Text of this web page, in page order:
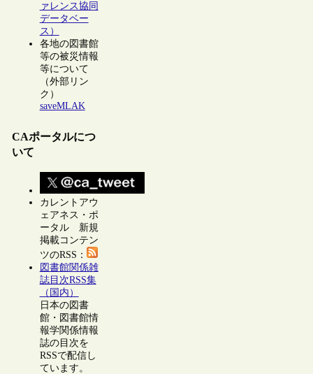
ァレンス協同
データベー
ス）
各地の図書館
等の被災情報
等について
（外部リン
ク）
saveMLAK
CAポータルにつ
いて
カレントアウ
ェアネス・ポ
ータル 新規
掲載コンテン
ツのRSS：
図書館関係雑
誌目次RSS集
（国内）
日本の図書
館・図書館情
報学関係情報
誌の目次を
RSSで配信し
ています。